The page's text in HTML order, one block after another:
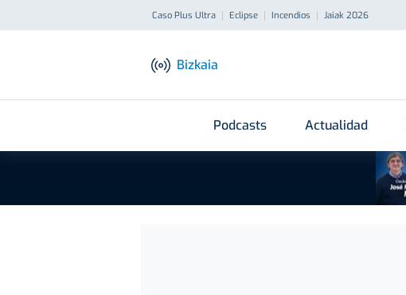
Caso Plus Ultra Eclipse Incendios Jaiak 2026
Bizkaia
Podcasts Actualidad